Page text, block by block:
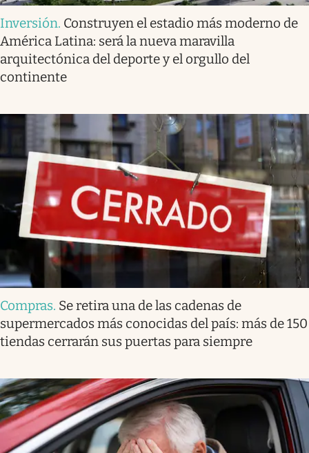
Inversión. Construyen el estadio más moderno de
América Latina: será la nueva maravilla
arquitectónica del deporte y el orgullo del
continente
Compras. Se retira una de las cadenas de
supermercados más conocidas del país: más de 150
tiendas cerrarán sus puertas para siempre